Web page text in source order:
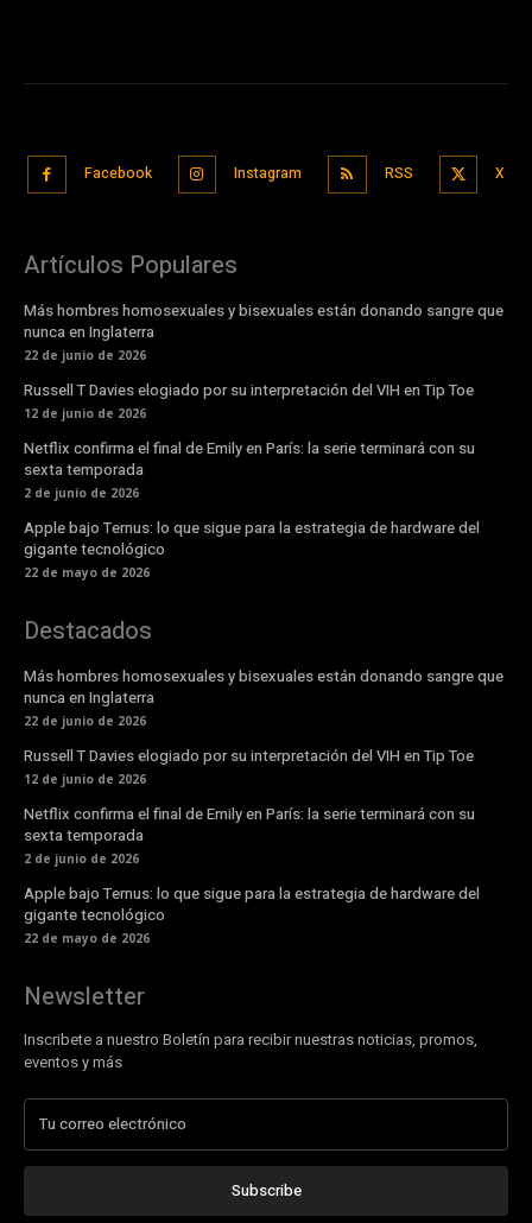
Facebook Instagram RSS X
Artículos Populares
Más hombres homosexuales y bisexuales están donando sangre que
nunca en Inglaterra
22 de junio de 2026
Russell T Davies elogiado por su interpretación del VIH en Tip Toe
12 de junio de 2026
Netflix confirma el final de Emily en París: la serie terminará con su
sexta temporada
2 de junio de 2026
Apple bajo Ternus: lo que sigue para la estrategia de hardware del
gigante tecnológico
22 de mayo de 2026
Destacados
Más hombres homosexuales y bisexuales están donando sangre que
nunca en Inglaterra
22 de junio de 2026
Russell T Davies elogiado por su interpretación del VIH en Tip Toe
12 de junio de 2026
Netflix confirma el final de Emily en París: la serie terminará con su
sexta temporada
2 de junio de 2026
Apple bajo Ternus: lo que sigue para la estrategia de hardware del
gigante tecnológico
22 de mayo de 2026
Newsletter
Inscribete a nuestro Boletín para recibir nuestras noticias, promos,
eventos y más
Subscribe